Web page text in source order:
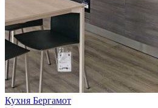
Кухня Бергамот